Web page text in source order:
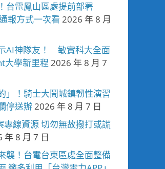
台電鳳山區處提前部署
報方式一次看 2026 年 8 月
AI神隊友！ 敏實科大全面
大學新里程 2026 年 8 月 7
」！騎士大鬧城鎮韌性演習
停送辦2026 年 8 月 7 日
專線資源 切勿無故撥打或謊
年 8 月 7 日
襲！台電台東區處全面整備